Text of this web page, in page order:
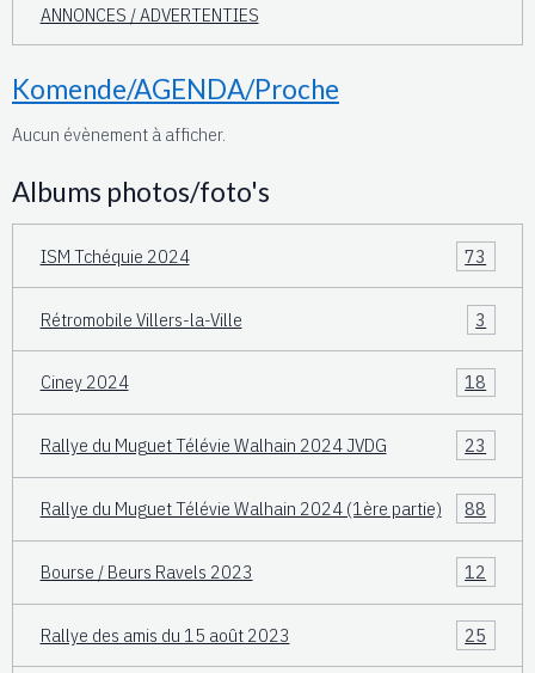
ANNONCES / ADVERTENTIES
Komende/AGENDA/Proche
Aucun évènement à afficher.
Albums photos/foto's
ISM Tchéquie 2024 73
Rétromobile Villers-la-Ville 3
Ciney 2024 18
Rallye du Muguet Télévie Walhain 2024 JVDG 23
Rallye du Muguet Télévie Walhain 2024 (1ère partie) 88
Bourse / Beurs Ravels 2023 12
Rallye des amis du 15 août 2023 25